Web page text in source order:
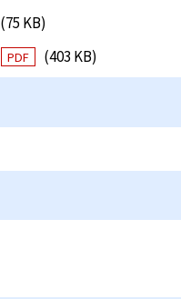
(75 KB)
PDF (403 KB)